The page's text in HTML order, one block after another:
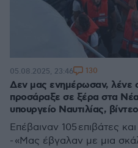
Δεν μας ενημέρωσαν, λένε
προσάραξε σε ξέρα στα
υπουργείο Ναυτιλίας,
Επέβαιναν 105 επιβάτες
- «Μας έβγαλαν με μια
05.08.2025, 23:46 130